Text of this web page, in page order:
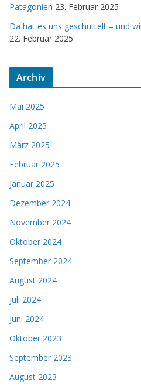
Patagonien 23. Februar 2025
Da hat es uns geschüttelt – und
22. Februar 2025
Archiv
Mai 2025
April 2025
März 2025
Februar 2025
Januar 2025
Dezember 2024
November 2024
Oktober 2024
September 2024
August 2024
Juli 2024
Juni 2024
Oktober 2023
September 2023
August 2023